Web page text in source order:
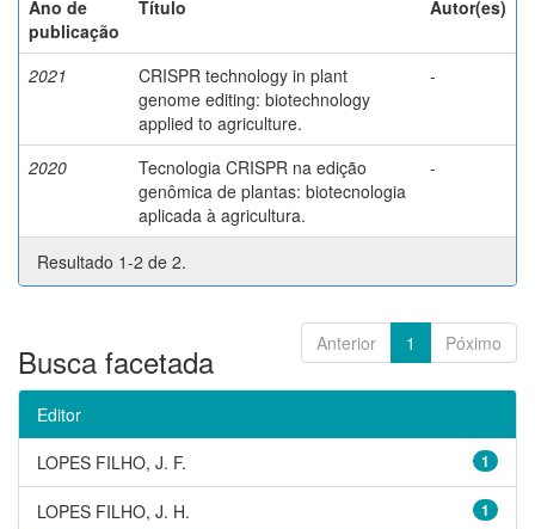
Ano de
publicação
Título Autor(es)
2021
CRISPR technology in plant
genome editing: biotechnology
applied to agriculture.
-
2020
Tecnologia CRISPR na edição
genômica de plantas: biotecnologia
aplicada à agricultura.
-
Resultado 1-2 de 2.
Anterior 1 Póximo
Busca facetada
Editor
1
LOPES FILHO, J. F.
1
LOPES FILHO, J. H.